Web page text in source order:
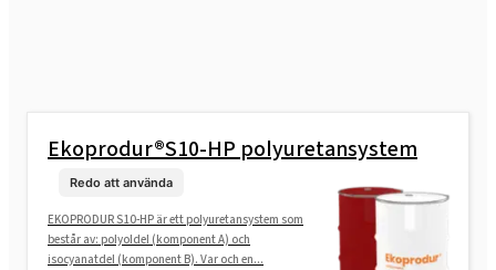
Ekoprodur®S10-HP polyuretansystem
Redo att använda
EKOPRODUR S10-HP är ett polyuretansystem som
består av: polyoldel (komponent A) och
isocyanatdel (komponent B). Var och en...